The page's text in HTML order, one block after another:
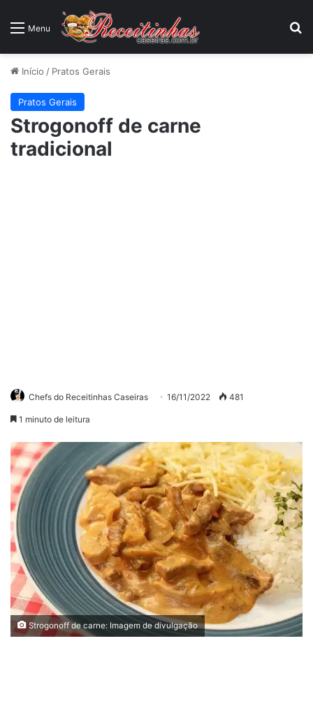
Menu
Início / Pratos Gerais
Pratos Gerais
Strogonoff de carne
tradicional
Chefs do Receitinhas Caseiras 16/11/2022 481
1 minuto de leitura
Strogonoff de carne: Imagem de divulgação